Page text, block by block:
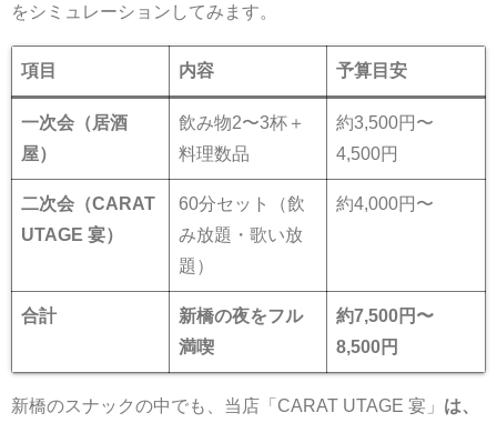
をシミュレーションしてみます。
項目 内容 予算目安
一次会（居酒
屋）
飲み物2〜3杯＋
料理数品
約3,500円〜
4,500円
二次会（CARAT
UTAGE 宴）
60分セット（飲
み放題・歌い放
題）
約4,000円〜
合計
新橋の夜をフル
満喫
約7,500円〜
8,500円
新橋のスナックの中でも、当店「CARAT UTAGE 宴」 は、